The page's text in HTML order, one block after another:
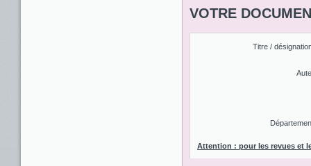
VOTRE
Titre /
Attention : pour les revues et